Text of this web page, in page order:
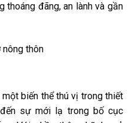
thoáng đãng, an lành và gần
biến thể thú vị trong thiết
sự mới lạ trong bố cục